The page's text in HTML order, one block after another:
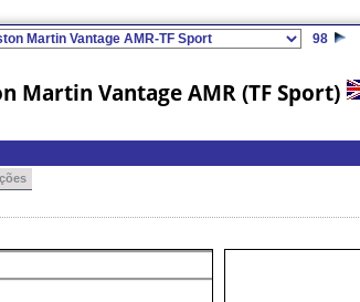
98
Martin Vantage AMR (TF Sport)